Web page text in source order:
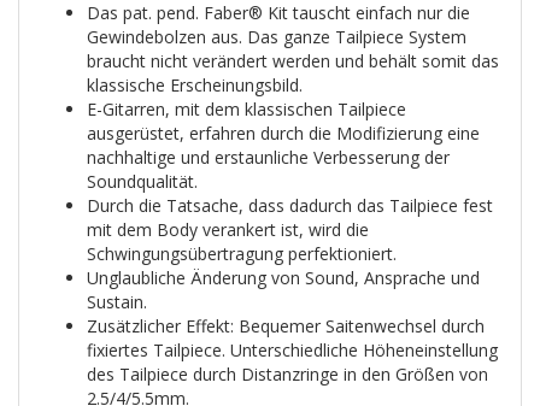
Das pat. pend. Faber® Kit tauscht einfach nur die
Gewindebolzen aus. Das ganze Tailpiece System
braucht nicht verändert werden und behält somit das
klassische Erscheinungsbild.
E-Gitarren, mit dem klassischen Tailpiece
ausgerüstet, erfahren durch die Modifizierung eine
nachhaltige und erstaunliche Verbesserung der
Soundqualität.
Durch die Tatsache, dass dadurch das Tailpiece fest
mit dem Body verankert ist, wird die
Schwingungsübertragung perfektioniert.
Unglaubliche Änderung von Sound, Ansprache und
Sustain.
Zusätzlicher Effekt: Bequemer Saitenwechsel durch
fixiertes Tailpiece. Unterschiedliche Höheneinstellung
des Tailpiece durch Distanzringe in den Größen von
2.5/4/5.5mm.